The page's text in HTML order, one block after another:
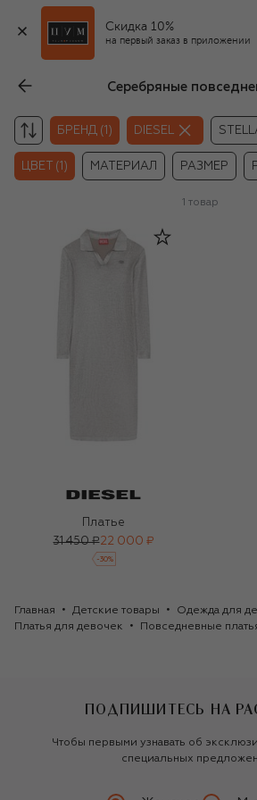
Скидка 10%
на первый заказ в приложении
БРЕНД (1) DIESEL
ЦВЕТ (1) МАТЕРИАЛ РАЗМЕР
1 товар
Платье
31 450 ₽22 000 ₽
-30%
Главная Детские товары
Одежда для
Платья для девочек
Повседневные
ПОДПИШИТЕСЬ НА
Чтобы первыми узнавать об
специальных